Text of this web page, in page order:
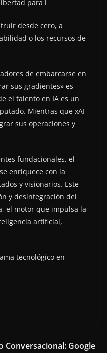
para i
desde cero, a
o los recursos de
de embarcarse en
sus gradientes» es
el talento en IA es un
Mientras que xAI
sus operaciones y
fundacionales, el
enriquece con la
y visionarios. Este
y desintegración del
el motor que impulsa la
artificial,
tecnológico en
Conversacional: Google